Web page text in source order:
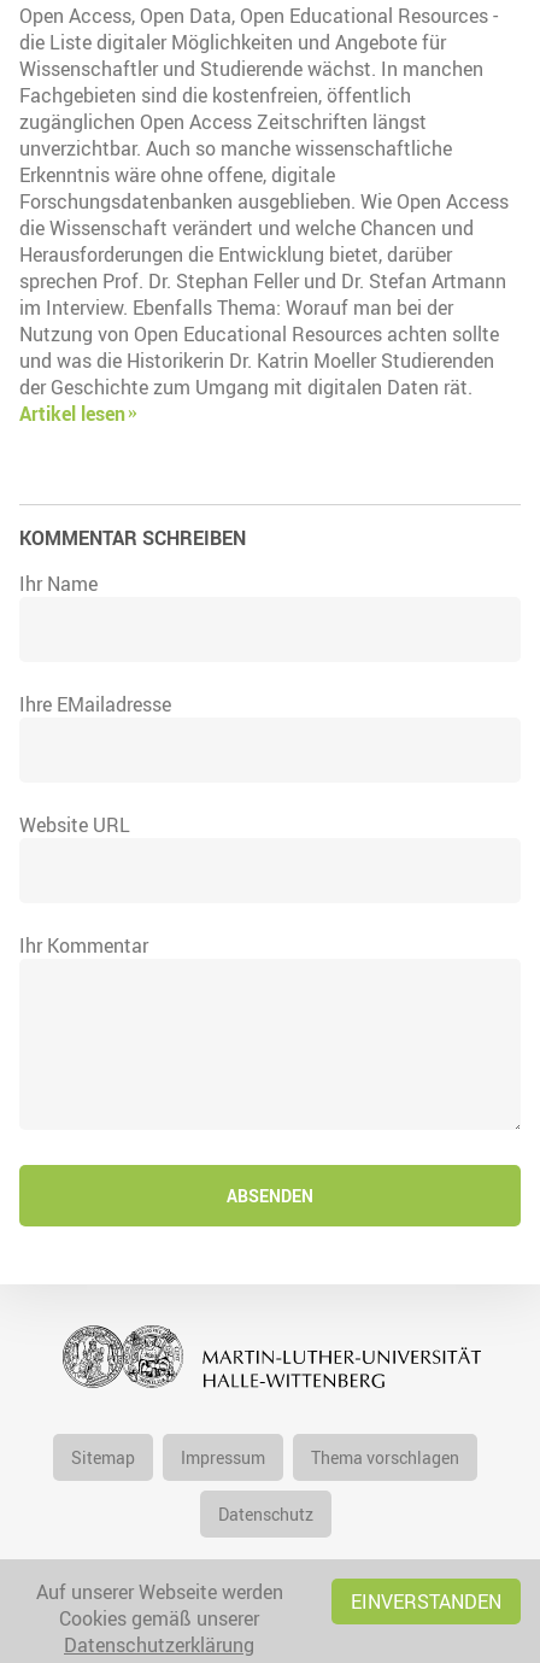
Open Access, Open Data, Open Educational Resources -
die Liste digitaler Möglichkeiten und Angebote für
Wissenschaftler und Studierende wächst. In manchen
Fachgebieten sind die kostenfreien, öffentlich
zugänglichen Open Access Zeitschriften längst
unverzichtbar. Auch so manche wissenschaftliche
Erkenntnis wäre ohne offene, digitale
Forschungsdatenbanken ausgeblieben. Wie Open Access
die Wissenschaft verändert und welche Chancen und
Herausforderungen die Entwicklung bietet, darüber
sprechen Prof. Dr. Stephan Feller und Dr. Stefan Artmann
im Interview. Ebenfalls Thema: Worauf man bei der
Nutzung von Open Educational Resources achten sollte
und was die Historikerin Dr. Katrin Moeller Studierenden
der Geschichte zum Umgang mit digitalen Daten rät.
Artikel lesen
KOMMENTAR SCHREIBEN
Ihr Name
Ihre EMailadresse
Website URL
Ihr Kommentar
ABSENDEN
Sitemap Impressum Thema vorschlagen
Datenschutz
Auf unserer Webseite werden
Cookies gemäß unserer
Datenschutzerklärung
EINVERSTANDEN